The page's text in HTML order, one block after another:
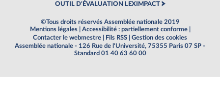
OUTIL D'ÉVALUATION LEXIMPACT
©Tous droits réservés Assemblée nationale 2019
Mentions légales
Accessibilité : partiellement conforme
Contacter le webmestre
Fils RSS
Gestion des cookies
Assemblée nationale - 126 Rue de l'Université, 75355 Paris 07 SP -
Standard 01 40 63 60 00